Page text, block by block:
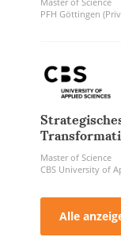
PFH Göttingen
Master of Science
CBS University of
Alle